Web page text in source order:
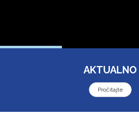
AKTUALNO
Pročitajte